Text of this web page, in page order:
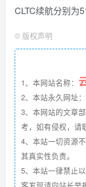
CLTC续航分别为
© 版权声明
1、本网站名称：
2、本站永久网址：
3、本网站的文章
考，如有侵权，请
4、本站一切资源
其真实性负责。
5、本站一律禁止